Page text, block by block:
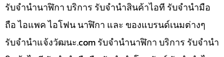
รับจำนำนาฬิกา บริการ รับจำนำสินค้าไอที รับจำนำมือ
ถือ ไอแพค ไอโฟน นาฬิกา และ ของแบรนด์เนมต่างๆ
รับจํานําแจ้งวัฒนะ.com รับจำนำนาฬิกา บริการ รับจำนำ